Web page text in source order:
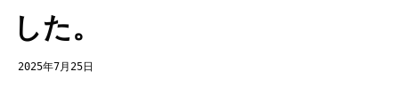
した。
2025年7月25日